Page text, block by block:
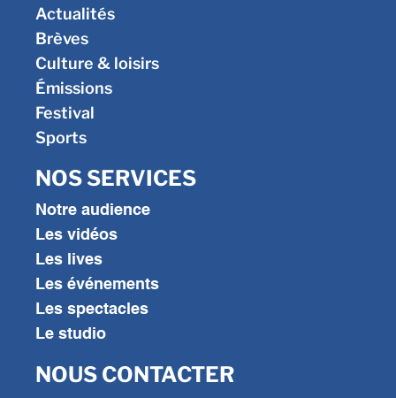
Actualités
Brèves
Culture & loisirs
Émissions
Festival
Sports
NOS SERVICES
Notre audience
Les vidéos
Les lives
Les événements
Les spectacles
Le studio
NOUS CONTACTER